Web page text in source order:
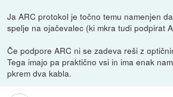
Ja ARC protokol je točno temu namenjen
spelje na ojačevalec (ki mkra tudi podpirat
Če podpore ARC ni se zadeva reši z
Tega imajo pa praktično vsi in ima enak
pkrem dva kabla.